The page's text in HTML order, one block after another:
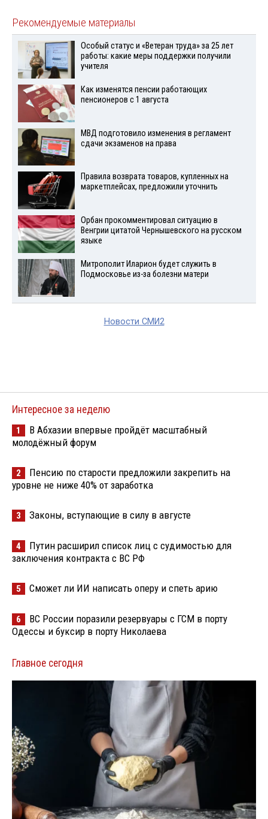
Рекомендуемые материалы
Особый статус и «Ветеран труда» за 25 лет
работы: какие меры поддержки получили
учителя
Как изменятся пенсии работающих
пенсионеров с 1 августа
МВД подготовило изменения в регламент
сдачи экзаменов на права
Правила возврата товаров, купленных на
маркетплейсах, предложили уточнить
Орбан прокомментировал ситуацию в
Венгрии цитатой Чернышевского на русском
языке
Митрополит Иларион будет служить в
Подмосковье из-за болезни матери
Новости СМИ2
Интересное за неделю
1
В Абхазии впервые пройдёт масштабный
молодёжный форум
2
Пенсию по старости предложили закрепить на
уровне не ниже 40% от заработка
3 Законы, вступающие в силу в августе
4
Путин расширил список лиц с судимостью для
заключения контракта с ВС РФ
5 Сможет ли ИИ написать оперу и спеть арию
6
ВС России поразили резервуары с ГСМ в порту
Одессы и буксир в порту Николаева
Главное сегодня